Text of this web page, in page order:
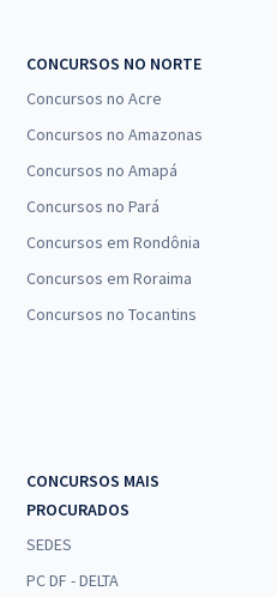
29,52
Específicos para o
R$19,99
59,98 (-20%)
Social (Pós-edital)
à vista
R$33,33
CONCURSOS NO NORTE
Concursos no Acre
Concursos no Amazonas
Concursos no Amapá
Concursos no Pará
Concursos em Rondônia
Concursos em Roraima
Concursos no Tocantins
CONCURSOS MAIS
PROCURADOS
SEDES
PC DF - DELTA